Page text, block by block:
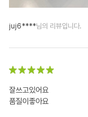
juj6****님의 리뷰입니다.
잘쓰고있어요
품질이좋아요